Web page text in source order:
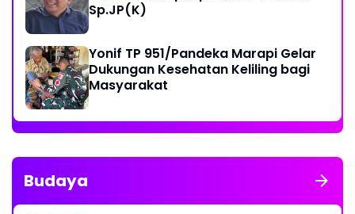
Sp.JP(K)
Yonif TP 951/Pandeka Marapi Gelar
Dukungan Kesehatan Keliling bagi
Masyarakat
Budaya